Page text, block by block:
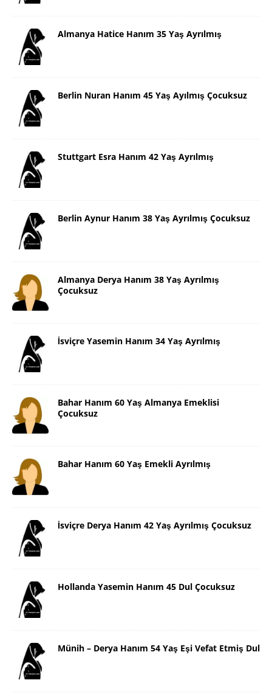
Almanya Hatice Hanım 35 Yaş Ayrılmış
Berlin Nuran Hanım 45 Yaş Ayılmış Çocuksuz
Stuttgart Esra Hanım 42 Yaş Ayrılmış
Berlin Aynur Hanım 38 Yaş Ayrılmış Çocuksuz
Almanya Derya Hanım 38 Yaş Ayrılmış
Çocuksuz
İsviçre Yasemin Hanım 34 Yaş Ayrılmış
Bahar Hanım 60 Yaş Almanya Emeklisi
Çocuksuz
Bahar Hanım 60 Yaş Emekli Ayrılmış
İsviçre Derya Hanım 42 Yaş Ayrılmış Çocuksuz
Hollanda Yasemin Hanım 45 Dul Çocuksuz
Münih – Derya Hanım 54 Yaş Eşi Vefat Etmiş Dul